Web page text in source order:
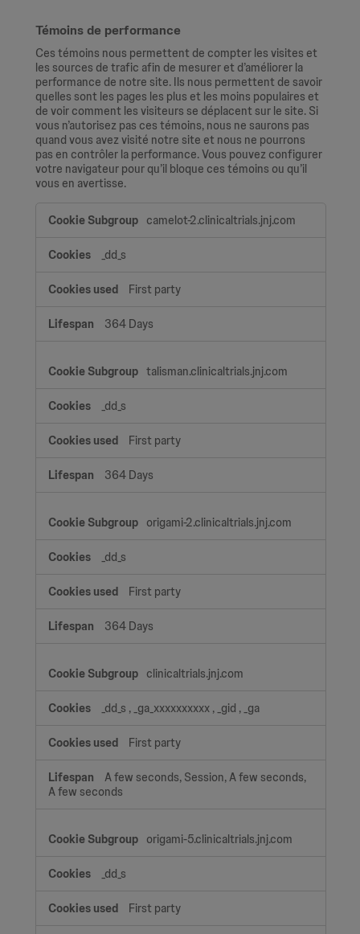
Témoins de performance
Ces témoins nous permettent de compter les visites et
les sources de trafic afin de mesurer et d’améliorer la
performance de notre site. Ils nous permettent de savoir
quelles sont les pages les plus et les moins populaires et
de voir comment les visiteurs se déplacent sur le site. Si
vous n’autorisez pas ces témoins, nous ne saurons pas
quand vous avez visité notre site et nous ne pourrons
pas en contrôler la performance. Vous pouvez configurer
votre navigateur pour qu’il bloque ces témoins ou qu’il
vous en avertisse.
Témoins
de
camelot-2.clinicaltrials.jnj.com
_dd_s
First party
364 Days
talisman.clinicaltrials.jnj.com
_dd_s
First party
364 Days
origami-2.clinicaltrials.jnj.com
_dd_s
First party
364 Days
clinicaltrials.jnj.com
_dd_s , _ga_xxxxxxxxxx , _gid , _ga
First party
A few seconds, Session, A few seconds,
A few seconds
origami-5.clinicaltrials.jnj.com
_dd_s
First party